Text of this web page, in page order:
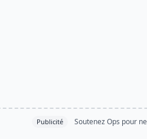
Publicité Soutenez Ops pour